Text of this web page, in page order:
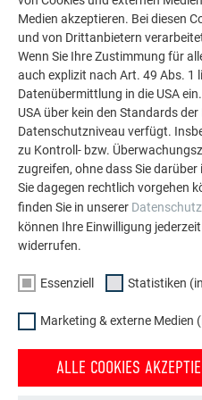
Die PREFA
Aluminium eingesetzt
weitere beeindruckende
PREFA
Fassade.
MEHR REFERENZEN ANSEHEN
Medien akzeptieren. Bei diesen
und von Drittanbietern
Wenn Sie Ihre Zustimmung für
auch explizit nach Art. 49 Abs. 1
Datenübermittlung in die USA
USA über kein den Standards
Datenschutzniveau verfügt.
zu Kontroll- bzw.
zugreifen, ohne dass Sie
Sie dagegen rechtlich vorgehen
finden Sie in unserer
können Ihre Einwilligung
widerrufen.
Essenziell Statistiken
Marketing & externe Medien
ALLE COOKIES